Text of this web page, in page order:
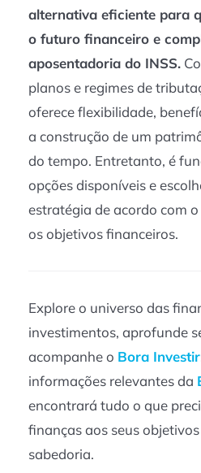
alternativa eficiente para
o futuro financeiro e
aposentadoria do INSS.
planos e regimes de
oferece flexibilidade,
a construção de um
do tempo. Entretanto, é
opções disponíveis e
estratégia de acordo com o
os objetivos financeiros.
Explore o universo das
investimentos, aprofunde
acompanhe o Bora Investir
informações relevantes da
encontrará tudo o que
finanças aos seus
sabedoria.